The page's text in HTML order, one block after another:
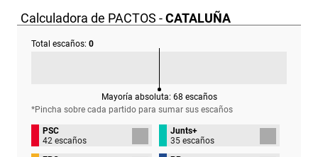
Calculadora de PACTOS -CATALUÑA
Total escaños: 0
Mayoría absoluta: 68 escaños
*Pincha sobre cada partido para sumar sus escaños
PSC
42 escaños
Junts+
35 escaños